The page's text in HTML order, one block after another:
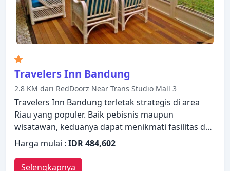
Travelers Inn Bandung
2.8 KM dari RedDoorz Near Trans Studio Mall 3
Travelers Inn Bandung terletak strategis di area
Riau yang populer. Baik pebisnis maupun
wisatawan, keduanya dapat menikmati fasilitas dan
layanan hotel. Staf yang siap melayani akan
menyambut dan memandu Anda di Travelers Inn
Bandung. Setiap kamar didesain dengan elegan
Harga mulai : IDR 484,602
Selengkapnya